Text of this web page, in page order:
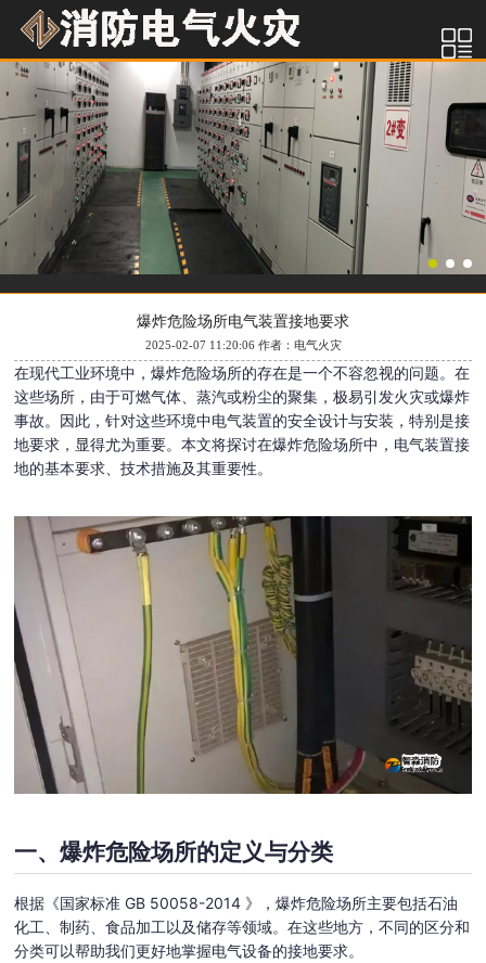
爆炸危险场所电气装置接地要求
2025-02-07 11:20:06 作者：电气火灾
在现代工业环境中，爆炸危险场所的存在是一个不容忽视的问题。在
这些场所，由于可燃气体、蒸汽或粉尘的聚集，极易引发火灾或爆炸
事故。因此，针对这些环境中电气装置的安全设计与安装，特别是接
地要求，显得尤为重要。本文将探讨在爆炸危险场所中，电气装置接
地的基本要求、技术措施及其重要性。
一、爆炸危险场所的定义与分类
根据《国家标准 GB 50058-2014 》，爆炸危险场所主要包括石油
化工、制药、食品加工以及储存等领域。在这些地方，不同的区分和
分类可以帮助我们更好地掌握电气设备的接地要求。